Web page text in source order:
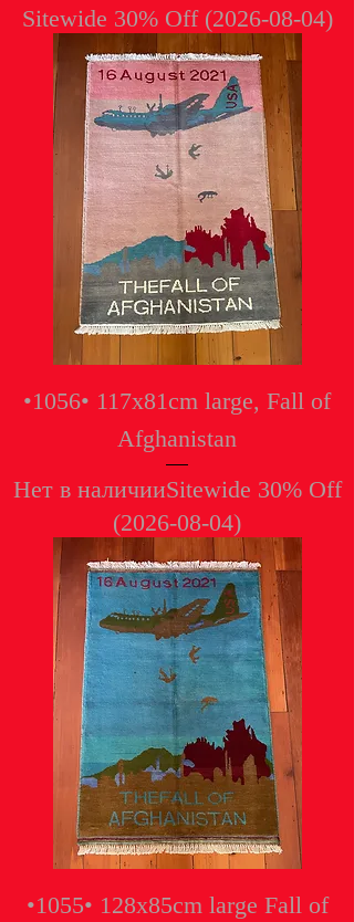
Sitewide 30% Off (2026-08-04)
•1056• 117x81cm large, Fall of
Afghanistan
Нет в наличииSitewide 30% Off
(2026-08-04)
•1055• 128x85cm large Fall of